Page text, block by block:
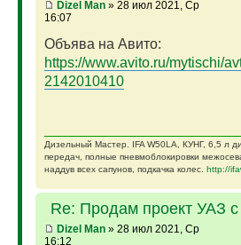
Dizel Man» 28 июл 2021, Ср
16:07
Объява на Авито:
https://www.avito.ru/mytischi/
2142010410
Дизельный Мастер. IFA W50LA, КУНГ, 6,5 л
передач, полные пневмоблокировки
наддув всех сапунов, подкачка колес. http://
Re: Продам проект УАЗ
Dizel Man» 28 июл 2021, Ср
16:12